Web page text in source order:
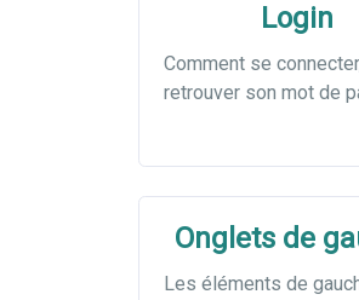
Login
Comment se
retrouver son mot de
Onglets de
Les éléments de